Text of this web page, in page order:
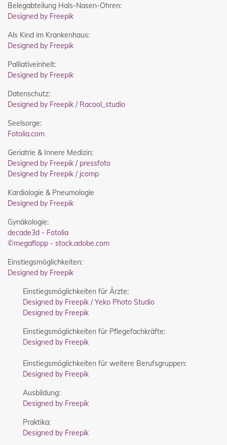
Belegabteilung Hals-Nasen-Ohren:
Designed by Freepik
Als Kind im Krankenhaus:
Designed by Freepik
Palliativeinheit:
Designed by Freepik
Datenschutz:
Designed by Freepik / Racool_studio
Seelsorge:
Fotolia.com
Geriatrie & Innere Medizin:
Designed by Freepik / pressfoto
Designed by Freepik / jcomp
Kardiologie & Pneumologie
Designed by Freepik
Gynäkologie:
decade3d - Fotolia
©megaflopp - stock.adobe.com
Einstiegsmöglichkeiten:
Designed by Freepik
Einstiegsmöglichkeiten für Ärzte:
Designed by Freepik / Yeko Photo Studio
Designed by Freepik
Einstiegsmöglichkeiten für Pflegefachkräfte:
Designed by Freepik
Einstiegsmöglichkeiten für weitere Berufsgruppen:
Designed by Freepik
Ausbildung:
Designed by Freepik
Praktika:
Designed by Freepik